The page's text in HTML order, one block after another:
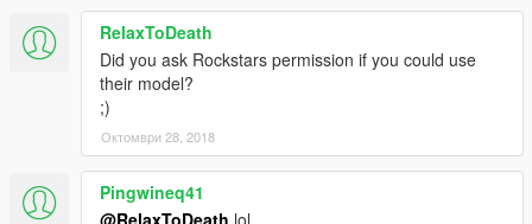
RelaxToDeath
Did you ask Rockstars permission if you could use
their model?
;)
Октомври 28, 2018
Pingwineq41